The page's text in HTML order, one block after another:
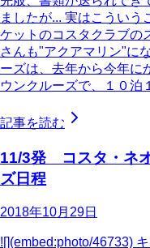
ましたが... 実はこうい
ケットのコスタクラブの
さんも"アクアマリン"に
ーズは、去年から今年に
ウンクルーズで、１０泊
記事を読む
11/3発 コスタ・ネ
ズ日程
2018年10月29日
![](embed:photo/46733)